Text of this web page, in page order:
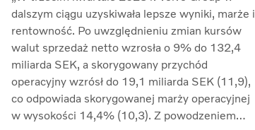
dalszym ciągu uzyskiwała lepsze wyniki, marże i
rentowność. Po uwzględnieniu zmian kursów
walut sprzedaż netto wzrosła o 9% do 132,4
miliarda SEK, a skorygowany przychód
operacyjny wzrósł do 19,1 miliarda SEK (11,9),
co odpowiada skorygowanej marży operacyjnej
w wysokości 14,4% (10,3). Z powodzeniem